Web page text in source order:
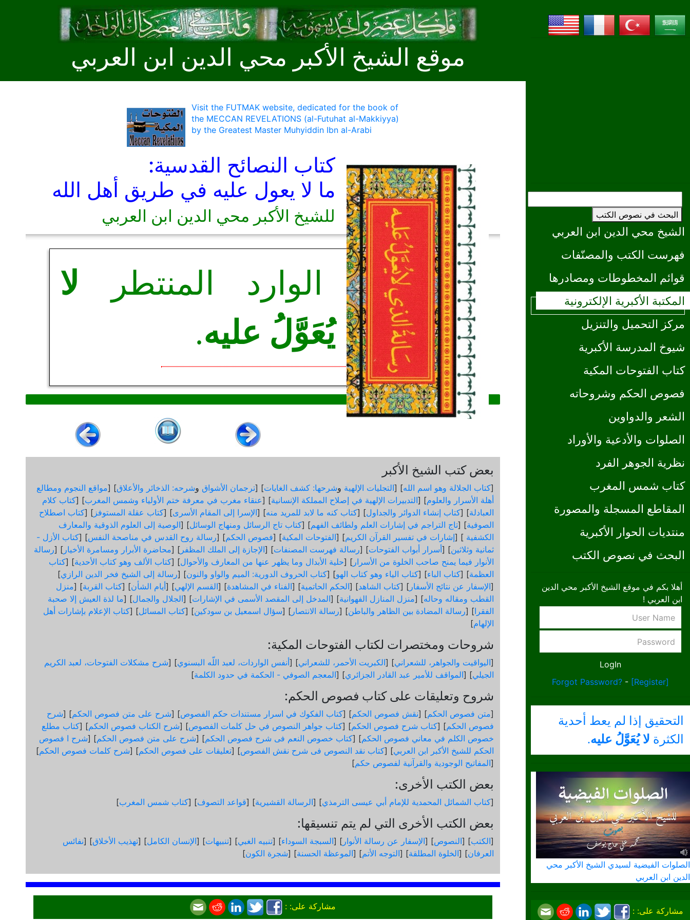
البحث في نصوص الكتب
الشيخ محي الدين ابن العربي
فهرست الكتب والمصنّفات
قوائم المخطوطات ومصادرها
المكتبة الأكبرية الإلكترونية
مركز التحميل والتنزيل
شيوخ المدرسة الأكبرية
كتاب الفتوحات المكية
فصوص الحكم وشروحاته
الشعر والدواوين
الصلوات والأدعية والأوراد
نظرية الجوهر الفرد
كتاب شمس المغرب
المقاطع المسجلة والمصورة
منتديات الحوار الأكبرية
البحث في نصوص الكتب
أهلا بكم في موقع الشيخ الأكبر محي الدين
ابن العربي !
Forgot Password? - [Register]
التحقيق إذا لم يعط أحدية
الكثرة لا يُعَوَّلُ عليه.
الصلوات الفيضية لسيدي الشيخ الأكبر محي
الدين ابن العربي
مشاركة على: :
موقع الشيخ الأكبر محي الدين ابن العربي
Visit the FUTMAK website, dedicated for the book of
the MECCAN REVELATIONS (al-Futuhat al-Makkiyya)
by the Greatest Master Muhyiddin Ibn al-Arabi
كتاب النصائح القدسية:
ما لا يعول عليه في طريق أهل الله
للشيخ الأكبر محي الدين ابن العربي
الوارد المنتطر لا
يُعَوَّلُ عليه.
بعض كتب الشيخ الأكبر
[كتاب الجلالة وهو اسم الله] [التجليات الإلهية وشرحها: كشف الغايات] [ترجمان الأشواق وشرحه: الذخائر والأعلاق] [مواقع النجوم ومطالع
أهلة الأسرار والعلوم] [التدبيرات الإلهية في إصلاح المملكة الإنسانية] [عنقاء مغرب في معرفة ختم الأولياء وشمس المغرب] [كتاب كلام
العبادلة] [كتاب إنشاء الدوائر والجداول] [كتاب كنه ما لابد للمريد منه] [الإسرا إلى المقام الأسرى] [كتاب عقلة المستوفز ] [كتاب اصطلاح
الصوفية] [تاج التراجم في إشارات العلم ولطائف الفهم] [كتاب تاج الرسائل ومنهاج الوسائل] [الوصية إلى العلوم الذوقية والمعارف
الكشفية ] [إشارات في تفسير القرآن الكريم] [الفتوحات المكية] [فصوص الحكم] [رسالة روح القدس في مناصحة النفس] [كتاب الأزل -
ثمانية وثلاثين] [أسرار أبواب الفتوحات] [رسالة فهرست المصنفات] [الإجازة إلى الملك المظفر ] [محاضرة الأبرار ومسامرة الأخيار ] [رسالة
الأنوار فيما يمنح صاحب الخلوة من الأسرار ] [حلية الأبدال وما يظهر عنها من المعارف والأحوال] [كتاب الألف وهو كتاب الأحدية] [كتاب
العظمة] [كتاب الباء] [كتاب الياء وهو كتاب الهو] [كتاب الحروف الدورية: الميم والواو والنون] [رسالة إلى الشيخ فخر الدين الرازي]
[الإسفار عن نتائج الأسفار ] [كتاب الشاهد] [الحكم الحاتمية] [الفناء في المشاهدة] [القسم الإلهي] [أيام الشأن] [كتاب القربة] [منزل
القطب ومقاله وحاله] [منزل المنازل الفهوانية] [المدخل إلى المقصد الأسمى في الإشارات] [الجلال والجمال] [ما لذة العيش إلا صحبة
الفقرا] [رسالة المضادة بين الظاهر والباطن] [رسالة الانتصار ] [سؤال اسمعيل بن سودكين] [كتاب المسائل] [كتاب الإعلام بإشارات أهل
الإلهام]
شروحات ومختصرات لكتاب الفتوحات المكية:
[اليواقيت والجواهر، للشعراني] [الكبريت الأحمر، للشعراني] [أنفس الواردات، لعبد اللّه البسنوي] [شرح مشكلات الفتوحات، لعبد الكريم
الجيلي] [المواقف للأمير عبد القادر الجزائري] [المعجم الصوفي - الحكمة في حدود الكلمة]
شروح وتعليقات على كتاب فصوص الحكم:
[متن فصوص الحكم] [نقش فصوص الحكم] [كتاب الفكوك في اسرار مستندات حكم الفصوص] [شرح على متن فصوص الحكم] [شرح
فصوص الحكم] [كتاب شرح فصوص الحكم] [كتاب جواهر النصوص في حل كلمات الفصوص] [شرح الكتاب فصوص الحكم] [كتاب مطلع
خصوص الكلم في معاني فصوص الحكم] [كتاب خصوص النعم فى شرح فصوص الحكم] [شرح على متن فصوص الحكم] [شرح ا فصوص
الحكم للشيخ الأكبر ابن العربي] [كتاب نقد النصوص فى شرح نقش الفصوص] [تعليقات على فصوص الحكم] [شرح كلمات فصوص الحكم]
[المفاتيح الوجودية والقرآنیة لفصوص حكم]
بعض الكتب الأخرى:
[كتاب الشمائل المحمدية للإمام أبي عيسى الترمذي] [الرسالة القشيرية] [قواعد التصوف] [كتاب شمس المغرب]
بعض الكتب الأخرى التي لم يتم تنسيقها:
[الكتب] [النصوص] [الإسفار عن رسالة الأنوار ] [السبجة السوداء] [تنبيه الغبي] [تنبيهات] [الإنسان الكامل] [تهذيب الأخلاق] [نفائس
العرفان] [الخلوة المطلقة] [التوجه الأتم] [الموعظة الحسنة] [شجرة الكون]
مشاركة على: :